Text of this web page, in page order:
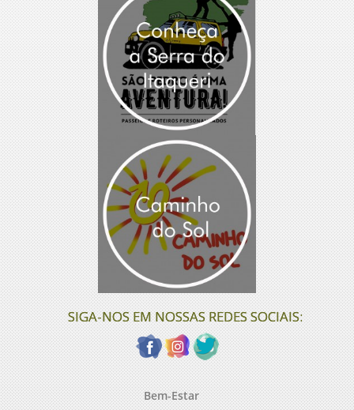
SIGA-NOS EM NOSSAS REDES SOCIAIS:
Bem-Estar